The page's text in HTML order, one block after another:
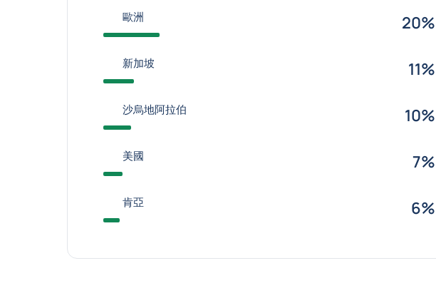
歐洲 20%
新加坡 11%
沙烏地阿拉伯 10%
美國 7%
肯亞 6%